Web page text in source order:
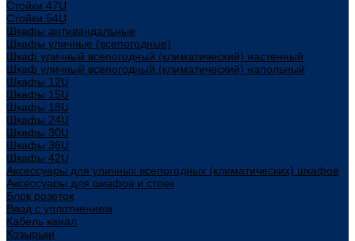
Стойки 47U
Стойки 54U
Шкафы антивандальные
Шкафы уличные (всепогодные)
Шкаф уличный всепогодный (климатический) настенный
Шкаф уличный всепогодный (климатический) напольный
Шкафы 12U
Шкафы 15U
Шкафы 18U
Шкафы 24U
Шкафы 30U
Шкафы 36U
Шкафы 42U
Аксессуары для уличных всепогодных (климатических) шкафов
Аксессуары для шкафов и стоек
Блок розеток
Ввод с уплотнением
Кабель канал
Козырьки